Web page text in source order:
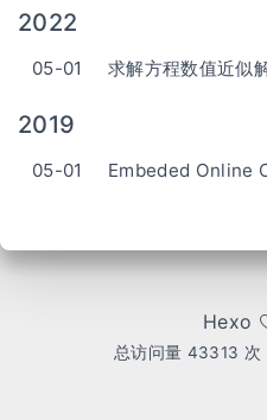
2022
05-01 求解方程数值近似
2019
05-01 Embeded Online
Hexo
总访问量 43313 次